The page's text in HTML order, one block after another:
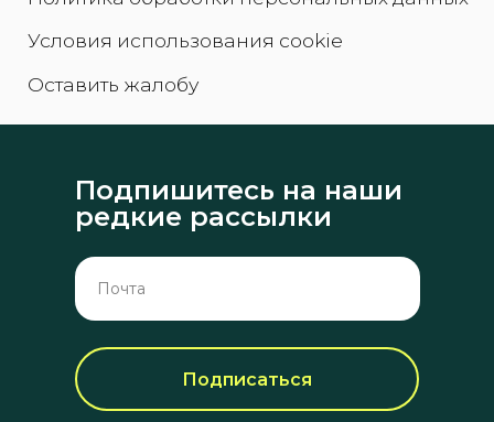
Подписаться
Подпишитесь на наши
редкие рассылки